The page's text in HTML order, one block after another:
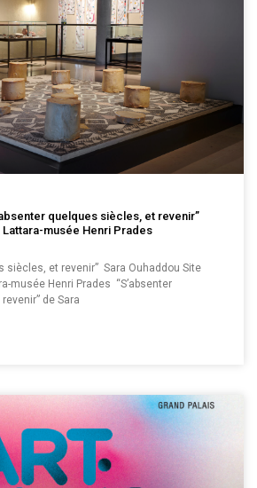
quelques siècles, et revenir”
musée Henri Prades
siècles, et revenir” Sara Ouhaddou Site
musée Henri Prades “S’absenter
de Sara